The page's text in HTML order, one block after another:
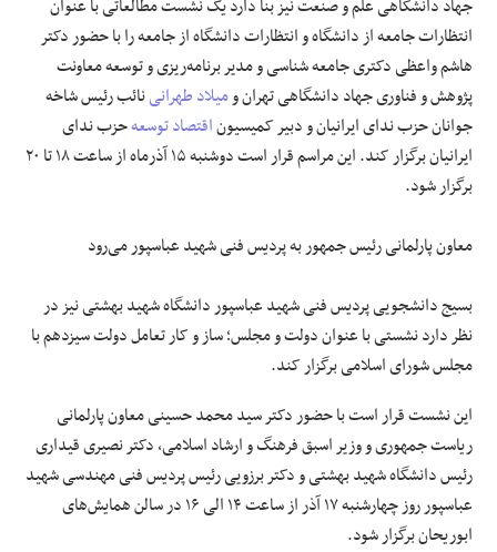
جهاد دانشگاهی علم و صنعت نیز بنا دارد یک نشست مطالعاتی با عنوان
انتظارات جامعه از دانشگاه و انتظارات دانشگاه از جامعه را با حضور دکتر
هاشم واعظی دکتری جامعه شناسی و مدیر برنامه‌ریزی و توسعه معاونت
پژوهش و فناوری جهاد دانشگاهی تهران ومیلاد طهرانینائب رئیس شاخه
جوانان حزب ندای ایرانیان و دبیر کمیسیوناقتصاد توسعهحزب ندای
ایرانیان برگزار کند. این مراسم قرار است دوشنبه ۱۵ آذرماه از ساعت ۱۸ تا ۲۰
برگزار شود.
معاون پارلمانی رئیس جمهور به پردیس فنی شهید عباسپور می‌رود
بسیج دانشجویی پردیس فنی شهید عباسپور دانشگاه شهید بهشتی نیز در
نظر دارد نشستی با عنوان دولت و مجلس؛ ساز و کار تعامل دولت سیزدهم با
مجلس شورای اسلامی برگزار کند.
این نشست قرار است با حضور دکتر سید محمد حسینی معاون پارلمانی
ریاست جمهوری و وزیر اسبق فرهنگ و ارشاد اسلامی، دکتر نصیری قیداری
رئیس دانشگاه شهید بهشتی و دکتر برزویی رئیس پردیس فنی مهندسی شهید
عباسپور روز چهارشنبه ۱۷ آذر از ساعت ۱۴ الی ۱۶ در سالن همایش‌های
ابوریحان برگزار شود.